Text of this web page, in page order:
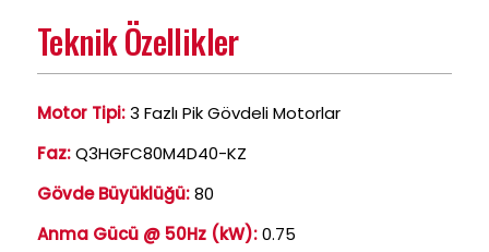
Teknik Özellikler
Motor Tipi:3 Fazlı Pik Gövdeli Motorlar
Faz:Q3HGFC80M4D40-KZ
Gövde Büyüklüğü:80
Anma Gücü @ 50Hz (kW):0.75